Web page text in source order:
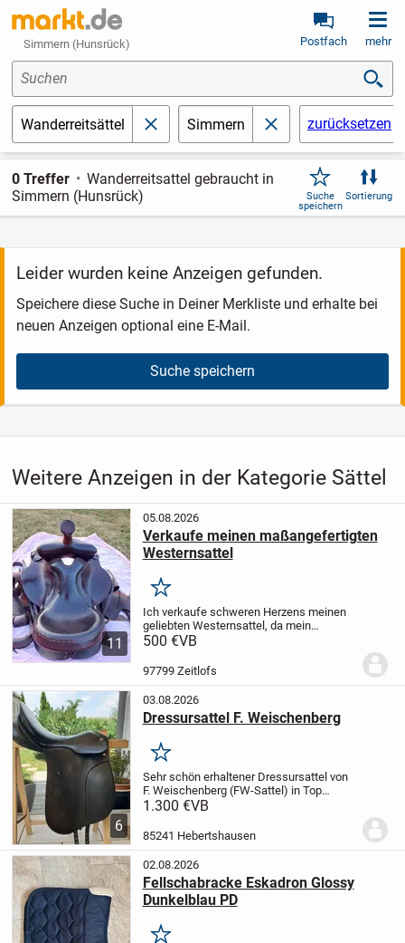
Simmern (Hunsrück) Postfach mehr
Suchen
Wanderreitsättel schließenSimmern schließenzurücksetzen
0 Treffer
Wanderreitsattel gebraucht in
Simmern (Hunsrück)
Suche
speichern
Sortierung
Leider wurden keine Anzeigen gefunden.
Speichere diese Suche in Deiner Merkliste und erhalte bei
neuen Anzeigen optional eine E-Mail.
Suche speichern
Weitere Anzeigen in der Kategorie Sättel
11
05.08.2026
Verkaufe meinen maßangefertigten
Westernsattel
Merken
Ich verkaufe schweren Herzens meinen
geliebten Westernsattel, da mein
Haflinger inzwischen zu alt geworden ist
kann.Der Sattel ist maßangefertigt,
500 €VB
97799 Zeitlofs
6
03.08.2026
Dressursattel F. Weischenberg
Merken
Sehr schön erhaltener Dressursattel von
F. Weischenberg (FW-Sattel) in Top
Zustand. Der Sattel wurde 1 1/2 Jahre
zeigen auch die Fotos. Sitzfläche 17"
1.300 €VB
85241 Hebertshausen
02.08.2026
Fellschabracke Eskadron Glossy
Dunkelblau PD